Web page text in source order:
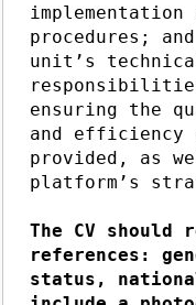
procedures;
unit’s
ensuring the
and efficiency
provided, as
platform’s
The CV should
references:
status,